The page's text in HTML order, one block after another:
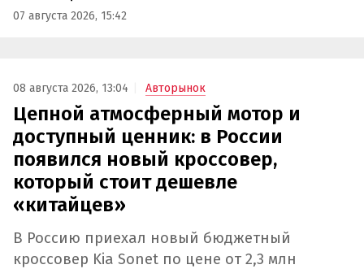
07 августа 2026, 15:42
08 августа 2026, 13:04 Авторынок
Цепной атмосферный мотор и
доступный ценник: в России
появился новый кроссовер,
который стоит дешевле
«китайцев»
В Россию приехал новый бюджетный
кроссовер Kia Sonet по цене от 2,3 млн